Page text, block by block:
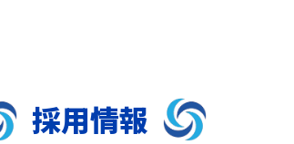
採用情報